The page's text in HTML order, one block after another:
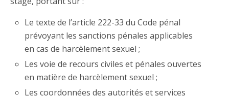
Le texte de l’article 222-33 du Code pénal
prévoyant les sanctions pénales applicables
en cas de harcèlement sexuel ;
Les voie de recours civiles et pénales ouvertes
en matière de harcèlement sexuel ;
Les coordonnées des autorités et services